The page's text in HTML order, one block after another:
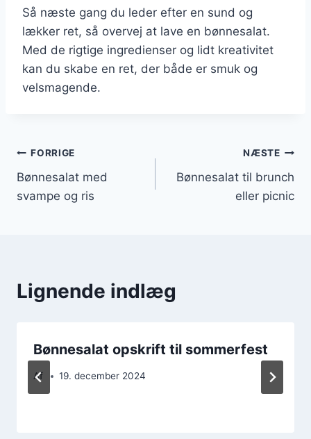
Så næste gang du leder efter en sund og
lækker ret, så overvej at lave en bønnesalat.
Med de rigtige ingredienser og lidt kreativitet
kan du skabe en ret, der både er smuk og
velsmagende.
Indlægsnavigation
FORRIGE
Bønnesalat med
svampe og ris
NÆSTE
Bønnesalat til brunch
eller picnic
Lignende indlæg
Bønnesalat opskrift til sommerfest
Af 19. december 2024